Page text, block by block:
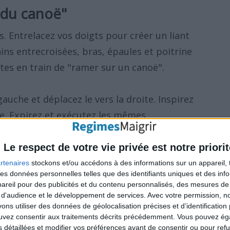
Le respect de votre vie privée est notre
stockons et/ou accédons à des informations sur un appareil,
données personnelles telles que des identifiants uniques et des
pour des publicités et du contenu personnalisés, des mesures
et le développement de services. Avec votre permission,
utiliser des données de géolocalisation précises et
consentir aux traitements décrits précédemment. Vous pouvez
détaillées et modifier vos préférences avant de consentir ou pour
canoë"
Entrelacez vos doigts pour créer un liant
entrecroisées, bras, épaules et poitrine
en train de "ramer sur un canoë".
et déplacez le vers la droite. Inspirez
Expirez et exécutez les mêmes
pendant 20 répétitions.Découvrez aussi
poignées d'amour.
les bras comme des ailes d'un avion.